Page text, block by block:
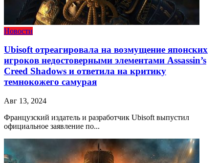
Новости
Ubisoft отреагировала на возмущение японских
игроков недостоверными элементами Assassin’s
Creed Shadows и ответила на критику
темнокожего самурая
Авг 13, 2024
Французский издатель и разработчик Ubisoft выпустил
официальное заявление по...